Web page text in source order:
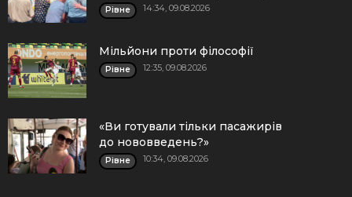
Рівне 14:34, 09.08.2026
Мільйони проти філософії
Рівне 12:35, 09.08.2026
«Ви готували тільки пасажирів
до нововведень?»
Рівне 10:34, 09.08.2026